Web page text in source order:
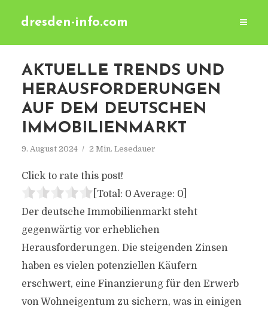
dresden-info.com
AKTUELLE TRENDS UND
HERAUSFORDERUNGEN
AUF DEM DEUTSCHEN
IMMOBILIENMARKT
9. August 2024 2 Min. Lesedauer
Click to rate this post!
[Total: 0 Average: 0]
Der deutsche Immobilienmarkt steht
gegenwärtig vor erheblichen
Herausforderungen. Die steigenden Zinsen
haben es vielen potenziellen Käufern
erschwert, eine Finanzierung für den Erwerb
von Wohneigentum zu sichern, was in einigen